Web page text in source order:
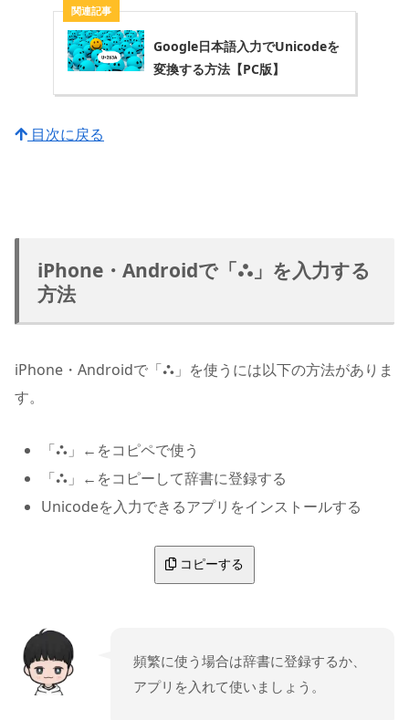
Google日本語入力でUnicodeを
変換する方法【PC版】
目次に戻る
iPhone・Androidで「⛬」を入力する
方法
iPhone・Androidで「⛬」を使うには以下の方法がありま
す。
「⛬」←をコピペで使う
「⛬」←をコピーして辞書に登録する
Unicodeを入力できるアプリをインストールする
コピーする
頻繁に使う場合は辞書に登録するか、
アプリを入れて使いましょう。